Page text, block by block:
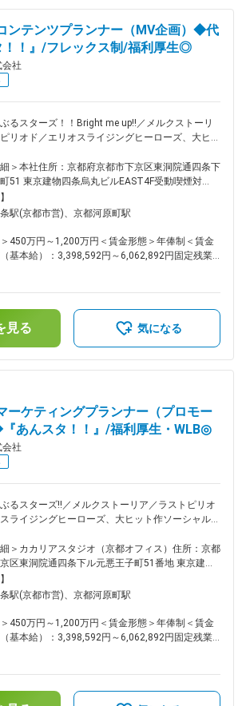
、自宅での業務実施には支障がないが通勤等が心
なるといった場合や、女性特有の体調不良にも利用
た、復職サポートにより育休取得率は100%、子
ら時短で働くママ、パパの育休取得ケースも実績
働きやすい環境を日々追求している結果、離職率
定の資格に
の創出のため、アプリ・コンテンツ開発を行う独自
を立ち上げることができる『サブプロジェクト制
ことができます。また、社内ルールに沿っていれ
められます。個人での作品制作など、副業でも活
社員もいます。 ※その他ユニークな福利厚生が多
す！ 変更の範囲：会社の定める業務
定手当を含めた表記です。
ンテンツプランナー（MV企画）◆代
！！』/フレックス制/福利厚生◎
会社
ぶるスターズ！！Bright me up!!／メルクストーリ
リオド／エリオスライジングヒーローズ、大ヒッ
るスターズ！！Bright me up!!』のミュージック
「あんさんぶるスターズ！！
企画時のお仕事内容・こだわりについて】
happyelements/n/n044735c01591 【あんさ
happyelements/n/n173ee479a981 ■雇用形
約社員採用の可能性有（契約期間12ヶ月） ・正
各人が集中して作業を行うことにフォーカスする
ーズフライデー』とし、働く場所はオフィスでも
OKとしています。打合せや会議なども、金曜日
れないようにしています。体調不良時における月1
も利用できます。また、復職サポートにより同社
は100%、子育てをしながら時短で働くママ、パ
ケースも実績があります。働きやすい環境を日々
果、同社の離職率は7.85%です。 ■独自のスキ
制度： 特定の資格に合格した場合、その受験料
負担します。勉強会や資料・技術書の購入なども
ています。 ※その他ユニークな福利厚生が多数で
32.8%・その他開発職が2.7%・バックオフィスが
指していただける環境です。リーダー職（部門や部
ョンの統括を行う役割）の平均年齢は37.5歳、最
める業務
＞本社住所：京都府京都市下京区東洞院通四条下
51 東京建物四条烏丸ビルEAST4F受動喫煙対
煙可能場所あり変更の範囲：会社の定める事業所
ーク含む）
駅(京都市営)、京都河原町駅
450万円～1,200万円＜賃金形態＞年俸制＜賃金
基本給）：3,398,592円～6,062,892円固定残業
残業手当＞有＜給与補足＞※経験・能力等を考慮の
により決定します。■昇級：あり■インセンティ
績に応じて年1回支給します。賃金はあくまでも目
定手当を含めた表記です。
見る 気になる
ーケティングプランナー（プロモー
あんスタ！！』/福利厚生・WLB◎
会社
ぶるスターズ!!／メルクストーリア／ラストピリオ
ライジングヒーローズ、大ヒット作ソーシャルゲ
ーム「あんさんぶるスターズ！！」のプロモーシ
す。 ■主な業務： ・各種プロモーシ
案・提案 ・社内関係者および代理店との折衝 ◆
（1）プロモーション戦略・施策立案 社内の関係
踏まえ、ご自身でプロモーション戦略の検討から
実施を行っていただきます。 （2）社内外の折衝
論理的に施策内容を提案いただきます。また、代
は、定義要件を細かく伝達した上で、良い提案を
＞カカリアスタジオ（京都オフィス）住所：京都
区東洞院通四条下ル元悪王子町51番地 東京建物
ル EAST4階勤務地最寄駅：阪急京都線／烏丸駅受
屋内全面禁煙変更の範囲：会社の定める事業所
駅(京都市営)、京都河原町駅
450万円～1,200万円＜賃金形態＞年俸制＜賃金
基本給）：3,398,592円～6,062,892円固定残業
残業手当＞有＜給与補足＞※経験・能力等を考慮の